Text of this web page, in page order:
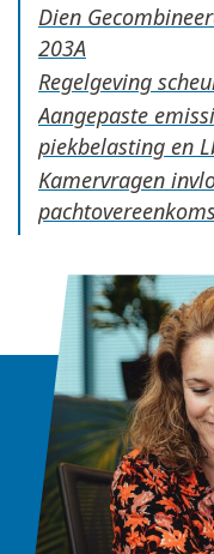
Dien
Regelgeving
Aangepaste
piekbelasting en
Kamervragen